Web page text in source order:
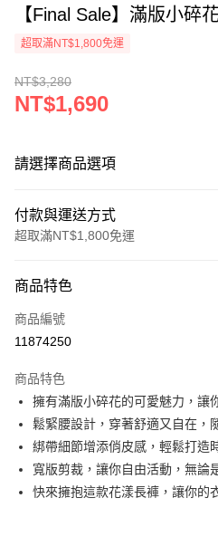
【Final Sale】滿版小碎
超取滿NT$1,800免運
NT$3,280
NT$1,690
請選擇商品選項
付款與運送方式
超取滿NT$1,800免運
信用卡一次付款
超商取貨付款
Apple Pay
悠遊付
Google Pay
全盈+PAY
商品特色
商品編號
11874250
商品特色
擁有滿版小碎花的可愛魅力，讓
鬆緊腰設計，穿著舒適又自在，
綁帶細節增添俏皮感，輕鬆打造
寬版剪裁，讓你自由活動，無論
快來擁抱這款花漾長褲，讓你的